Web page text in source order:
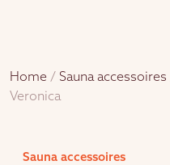
Home / Sauna accessoires
Veronica
Sauna accessoires